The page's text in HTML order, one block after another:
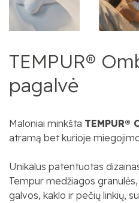
TEMPUR®
pagalvė
Maloniai minkšta TEMPUR®
atramą bet kurioje
Unikalus patentuotas
Tempur medžiagos
galvos, kaklo ir pečių linkių,